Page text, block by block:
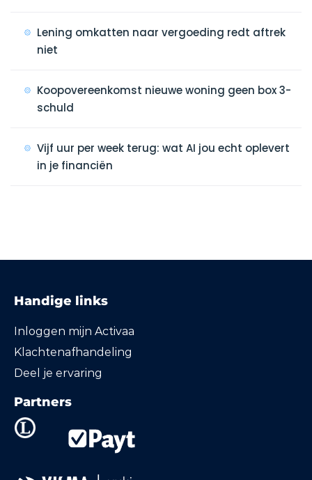
Lening omkatten naar vergoeding redt aftrek
niet
Koopovereenkomst nieuwe woning geen box 3-
schuld
Vijf uur per week terug: wat AI jou echt oplevert
in je financiën
Handige links
Inloggen mijn Activaa
Klachtenafhandeling
Deel je ervaring
Partners